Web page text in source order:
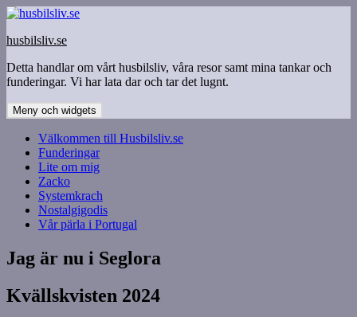
Hoppa
innehåll
husbilsliv.se
Detta handlar om vårt husbilsliv, våra resor samt mina tankar och
funderingar. Vi har lata dar och tar det lugnt.
Meny och widgets
Välkommen till Husbilsliv.se
Funderingar
Lite om mig
Zacko
Systemkrach
Nostalgigodis
Vår pärla i Portugal
Jag är nu i Seglora
Kvällskvisten 2024